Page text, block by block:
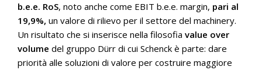
b.e.e. RoS, noto anche come EBIT b.e.e. margin, pari al
19,9%, un valore di rilievo per il settore del machinery.
Un risultato che si inserisce nella filosofia value over
volume del gruppo Dürr di cui Schenck è parte: dare
priorità alle soluzioni di valore per costruire maggiore